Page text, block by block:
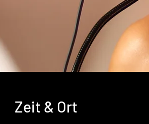
Zeit & Ort